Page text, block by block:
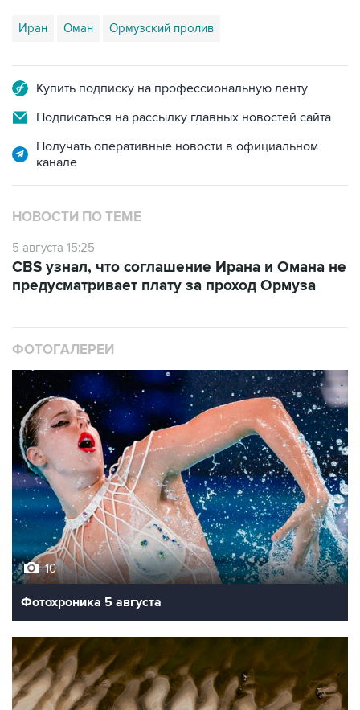
Иран Оман Ормузский пролив
Купить подписку на профессиональную ленту
Подписаться на рассылку главных новостей сайта
Получать оперативные новости в официальном
канале
НОВОСТИ ПО ТЕМЕ
5 августа 15:25
CBS узнал, что соглашение Ирана и Омана не
предусматривает плату за проход Ормуза
ФОТОГАЛЕРЕИ
10
Фотохроника 5 августа